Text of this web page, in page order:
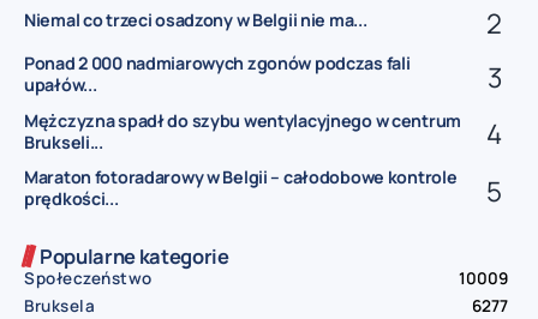
Niemal co trzeci osadzony w Belgii nie ma...
Ponad 2 000 nadmiarowych zgonów podczas fali
upałów...
Mężczyzna spadł do szybu wentylacyjnego w centrum
Brukseli...
Maraton fotoradarowy w Belgii – całodobowe kontrole
prędkości...
Popularne kategorie
Społeczeństwo
10009
Bruksela
6277